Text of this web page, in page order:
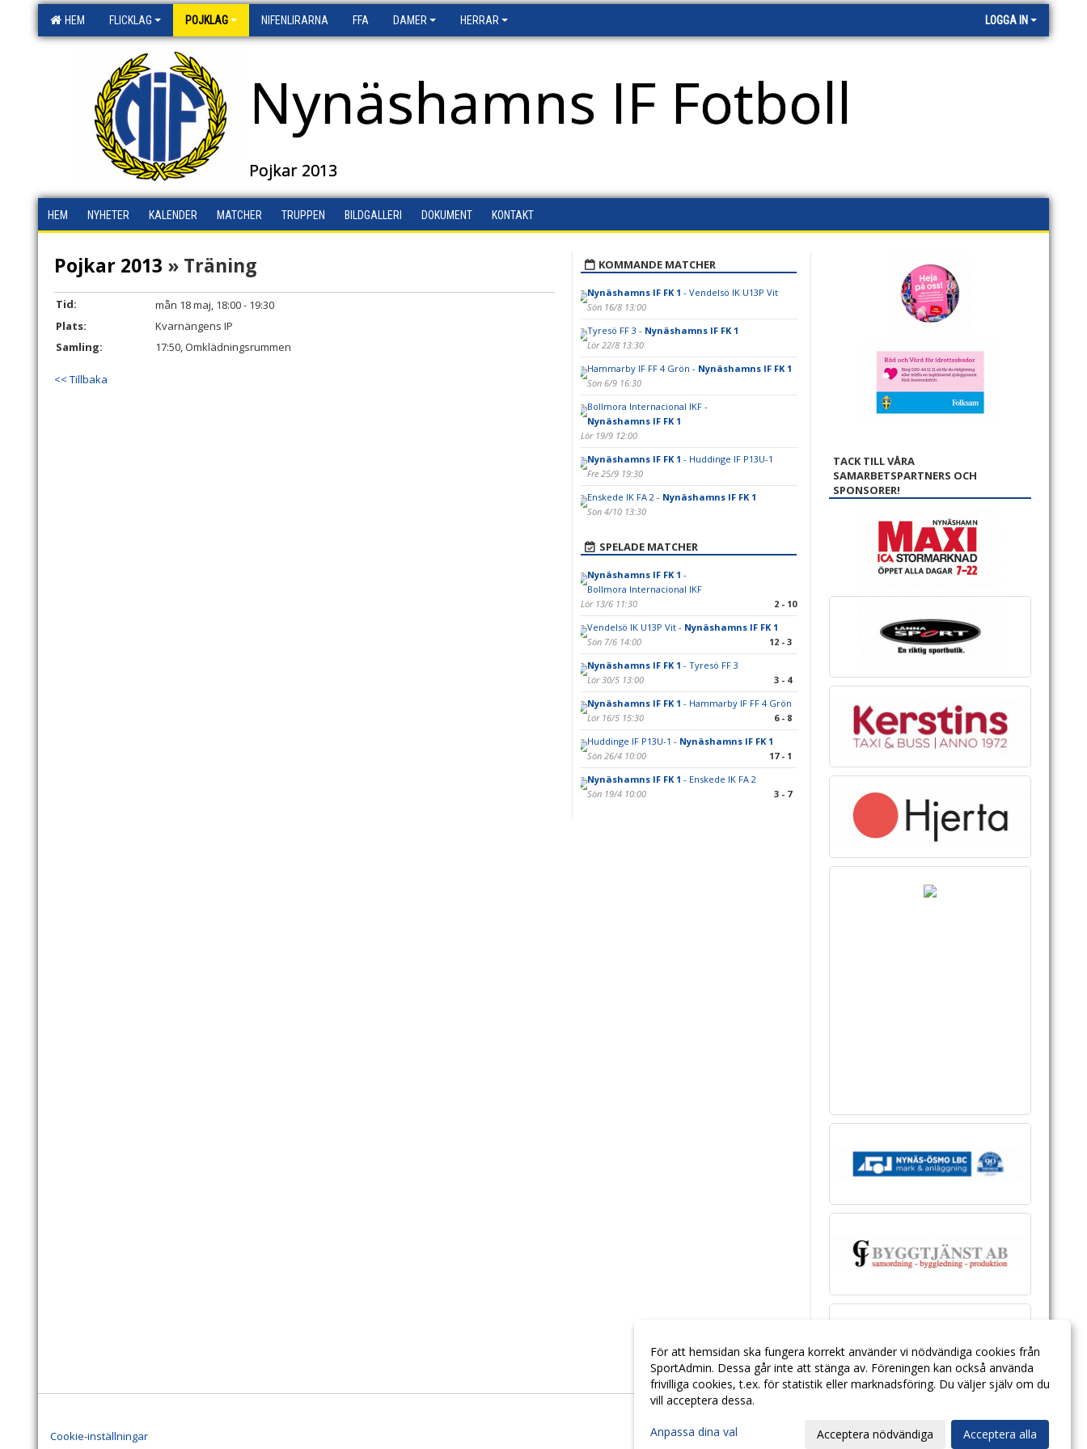
HEM FLICKLAG POJKLAG NIFENLIRARNA FFA DAMER HERRAR LOGGA IN
Nynäshamns IF Fotboll
Pojkar 2013
HEM NYHETER KALENDER MATCHER TRUPPEN BILDGALLERI DOKUMENT KONTAKT
Pojkar 2013 » Träning
Tid:
mån 18 maj, 18:00 - 19:30
Plats:
Kvarnängens IP
Samling:
17:50, Omklädningsrummen
<< Tillbaka
KOMMANDE MATCHER
Nynäshamns IF FK 1 - Vendelsö IK U13P Vit
Sön 16/8 13:00
Tyresö FF 3 - Nynäshamns IF FK 1
Lör 22/8 13:30
Hammarby IF FF 4 Grön - Nynäshamns IF FK 1
Sön 6/9 16:30
Bollmora Internacional IKF -
Nynäshamns IF FK 1
Lör 19/9 12:00
Nynäshamns IF FK 1 - Huddinge IF P13U-1
Fre 25/9 19:30
Enskede IK FA 2 - Nynäshamns IF FK 1
Sön 4/10 13:30
SPELADE MATCHER
Nynäshamns IF FK 1 -
Bollmora Internacional IKF
Lör 13/6 11:30
2 - 10
Vendelsö IK U13P Vit - Nynäshamns IF FK 1
Sön 7/6 14:00
12 - 3
Nynäshamns IF FK 1 - Tyresö FF 3
Lör 30/5 13:00
3 - 4
Nynäshamns IF FK 1 - Hammarby IF FF 4 Grön
Lör 16/5 15:30
6 - 8
Huddinge IF P13U-1 - Nynäshamns IF FK 1
Sön 26/4 10:00
17 - 1
Nynäshamns IF FK 1 - Enskede IK FA 2
Sön 19/4 10:00
3 - 7
TACK TILL VÅRA
SAMARBETSPARTNERS OCH
SPONSORER!
Cookie-inställningar
För att hemsidan ska fungera korrekt använder vi nödvändiga cookies från
SportAdmin. Dessa går inte att stänga av. Föreningen kan också använda
frivilliga cookies, t.ex. för statistik eller marknadsföring. Du väljer själv om du
vill acceptera dessa.
Anpassa dina val Acceptera nödvändiga Acceptera alla